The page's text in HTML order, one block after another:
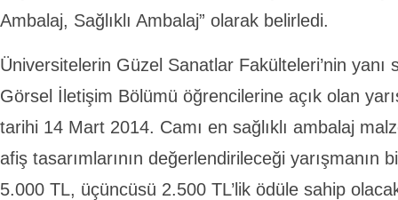
Ambalaj, Sağlıklı Ambalaj” olarak belirledi.
Üniversitelerin Güzel Sanatlar Fakülteleri’nin yanı
Görsel İletişim Bölümü öğrencilerine açık olan
tarihi 14 Mart 2014. Camı en sağlıklı ambalaj
afiş tasarımlarının değerlendirileceği yarışmanın
5.000 TL, üçüncüsü 2.500 TL’lik ödüle sahip